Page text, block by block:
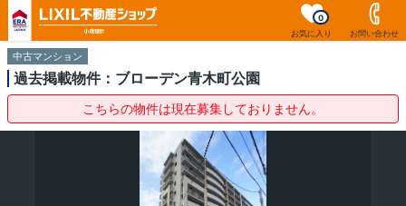
お気に入り
0
お問い合わせ
中古マンション
過去掲載物件：ブローデン青木町公園
こちらの物件は現在募集しておりません。